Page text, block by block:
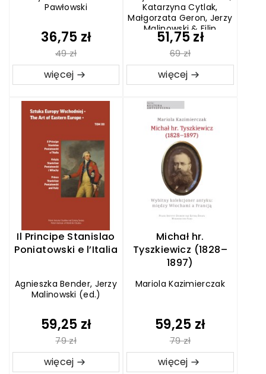
Pawłowski
36,75 zł
49 zł
więcej
Katarzyna Cytlak,
Małgorzata Geron, Jerzy
Malinowski & Filip
Pręgowski (ed.)
51,75 zł
69 zł
więcej
Il Principe Stanislao
Poniatowski e l’Italia
Agnieszka Bender, Jerzy
Malinowski (ed.)
59,25 zł
79 zł
więcej
Michał hr.
Tyszkiewicz (1828–
1897)
Mariola Kazimierczak
59,25 zł
79 zł
więcej